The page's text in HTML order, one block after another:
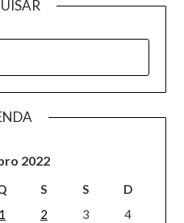
2022
S S
D
1
2 3 4